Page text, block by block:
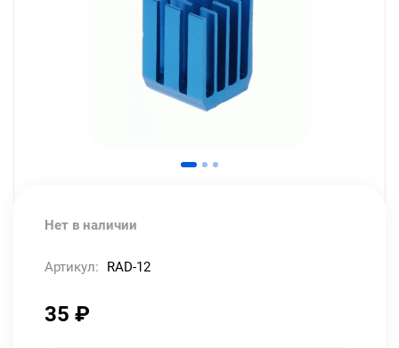
Нет в наличии
Артикул: RAD-12
35 ₽